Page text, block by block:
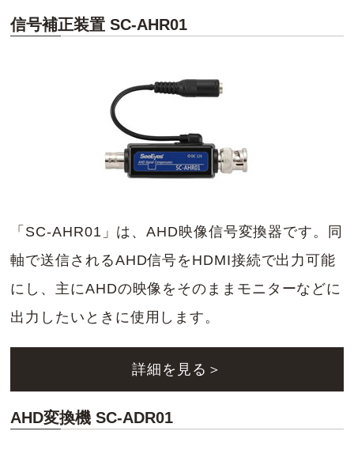
信号補正装置 SC-AHR01
「SC-AHR01」は、AHD映像信号変換器です。同
軸で送信されるAHD信号をHDMI接続で出力可能
にし、主にAHDの映像をそのままモニターなどに
出力したいときに使用します。
詳細を見る＞
AHD変換機 SC-ADR01